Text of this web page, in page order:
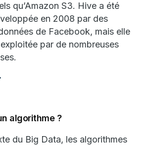
qu’Amazon S3. Hive a été
en 2008 par des
de Facebook, mais elle
par de nombreuses
algorithme ?
du Big Data, les algorithmes